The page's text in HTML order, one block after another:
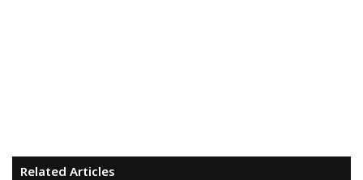
Related Articles